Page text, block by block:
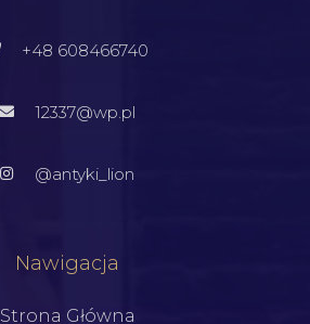
+48 608466740
12337@wp.pl
@antyki_lion
Nawigacja
Strona Główna